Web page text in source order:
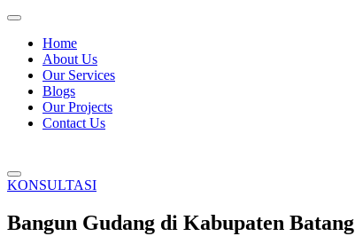
Home
About Us
Our Services
Blogs
Our Projects
Contact Us
KONSULTASI
Bangun Gudang di Kabupaten Batang